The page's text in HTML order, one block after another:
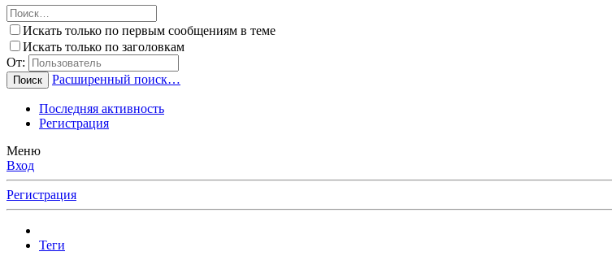
Искать только по первым сообщениям в теме
Искать только по заголовкам
От:
Поиск Расширенный поиск…
Последняя активность
Регистрация
Меню
Вход
Регистрация
Теги